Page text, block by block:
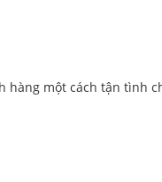
hàng một cách tận tình